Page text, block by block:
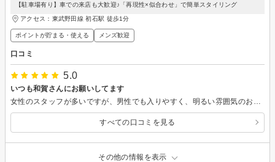
【駐車場有り】車での来店も大歓迎♪「再現性×似合わせ」で簡単スタイリング
アクセス：東武野田線 初石駅 徒歩1分
ポイントが貯まる・使える メンズ歓迎
口コミ
5.0
いつも和賀さんにお願いしてます
すべての口コミを見る
その他の情報を表示